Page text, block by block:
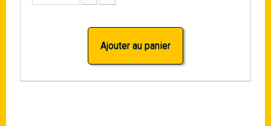
Ajouter au panier